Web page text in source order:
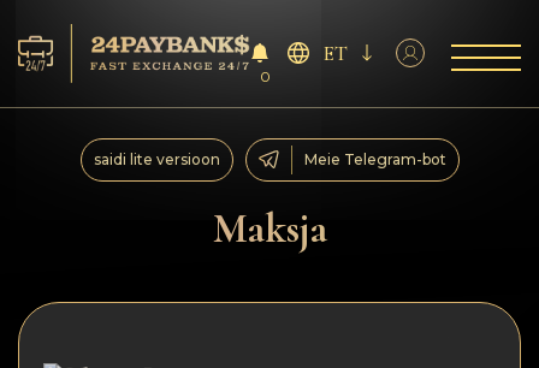
Teenus
0
ET
Maksja
saidi lite versioon Meie Telegram-bot